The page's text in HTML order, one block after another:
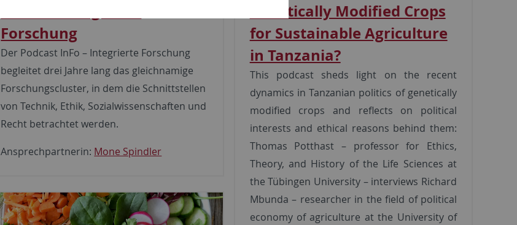
Forschung
Der Podcast InFo – Integrierte Forschung
begleitet drei Jahre lang das gleichnamige
Forschungscluster, in dem die Schnittstellen
von Technik, Ethik, Sozialwissenschaften und
Recht betrachtet werden.
Ansprechpartnerin: Mone Spindler
Genetically Modified Crops
for Sustainable Agriculture
in Tanzania?
This podcast sheds light on the recent
dynamics in Tanzanian politics of genetically
modified crops and reflects on political
interests and ethical reasons behind them:
Thomas Potthast – professor for Ethics,
Theory, and History of the Life Sciences at
the Tübingen University – interviews Richard
Mbunda – researcher in the field of political
economy of agriculture at the University of